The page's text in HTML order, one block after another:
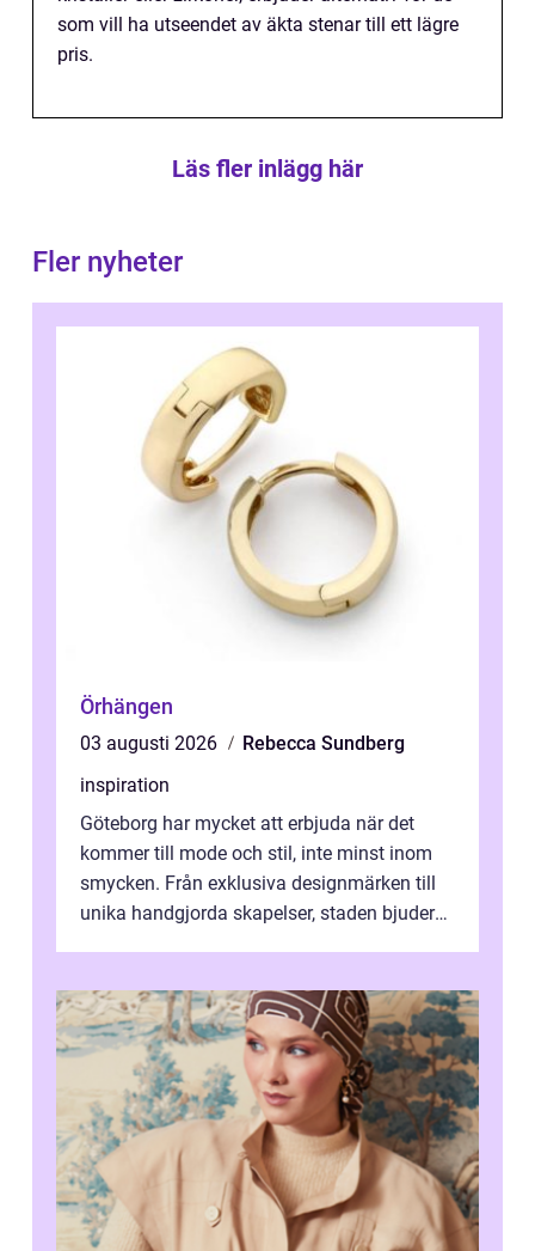
som vill ha utseendet av äkta stenar till ett lägre
pris.
Läs fler inlägg här
Fler nyheter
Örhängen
03 augusti 2026
Rebecca Sundberg
inspiration
Göteborg har mycket att erbjuda när det
kommer till mode och stil, inte minst inom
smycken. Från exklusiva designmärken till
unika handgjorda skapelser, staden bjuder